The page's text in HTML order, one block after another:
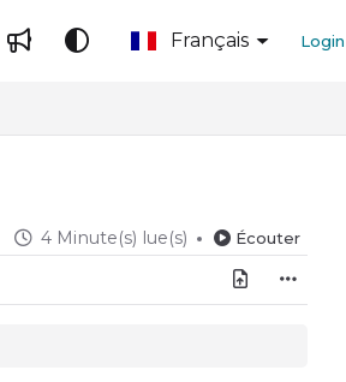
Français Login
4 Minute(s) lue(s) Écouter